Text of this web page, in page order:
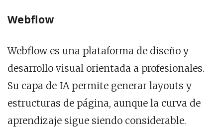
Webflow
Webflow es una plataforma de diseño y
desarrollo visual orientada a profesionales.
Su capa de IA permite generar layouts y
estructuras de página, aunque la curva de
aprendizaje sigue siendo considerable.